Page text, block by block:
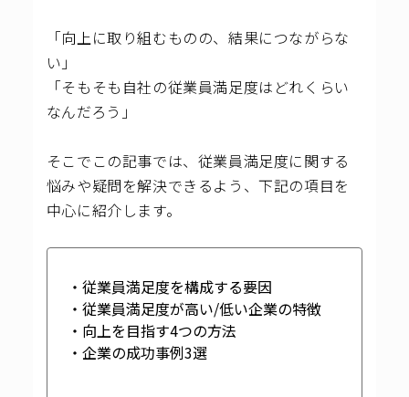
「向上に取り組むものの、結果につながらな
い」
「そもそも自社の従業員満足度はどれくらい
なんだろう」
そこでこの記事では、従業員満足度に関する
悩みや疑問を解決できるよう、下記の項目を
中心に紹介します。
・従業員満足度を構成する要因
・従業員満足度が高い/低い企業の特徴
・向上を目指す4つの方法
・企業の成功事例3選